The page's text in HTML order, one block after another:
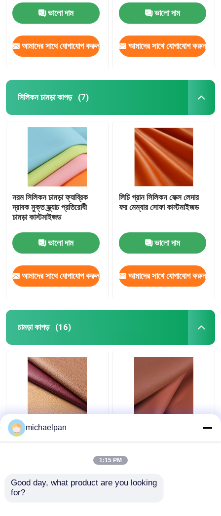
ভালো দাম
আমাদের সাথে যোগাযোগ করুন
ভালো দাম
আমাদের সাথে যোগাযোগ করুন
সিলিকন চামড়া কাপড় (7)
নরম সিলিকন চামড়া ফ্যাব্রিক
দ্রাবক মুক্ত স্ক্র্যাচ প্রতিরোধী
চামড়া কাস্টমাইজড
ভালো দাম
আমাদের সাথে যোগাযোগ করুন
লিচি গ্রান সিলিকন ফেক্স লেদার
ফর মেম্বার সোফা কাস্টমাইজড
ভালো দাম
আমাদের সাথে যোগাযোগ করুন
চামড়া কাপড় (16)
লিচি লেদার ফ্যাব্রিক 1.2 মিমি
শ্বাস প্রশ্বাসের চামড়া ফ্যাব্রিক
michaelpan
1:15 PM
Good day, what product are you looking
for?